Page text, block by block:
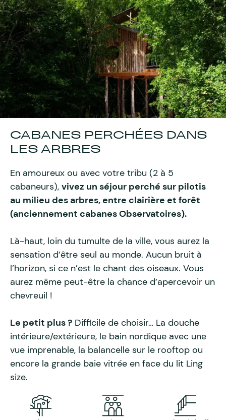
CABANES PERCHÉES DANS
LES ARBRES
En amoureux ou avec votre tribu (2 à 5
cabaneurs), vivez un séjour perché sur pilotis
au milieu des arbres, entre clairière et forêt
(anciennement cabanes Observatoires).
Là-haut, loin du tumulte de la ville, vous aurez la
sensation d’être seul au monde. Aucun bruit à
l’horizon, si ce n’est le chant des oiseaux. Vous
aurez même peut-être la chance d’apercevoir un
chevreuil !
Le petit plus ? Difficile de choisir… La douche
intérieure/extérieure, le bain nordique avec une
vue imprenable, la balancelle sur le rooftop ou
encore la grande baie vitrée en face du lit Ling
size.